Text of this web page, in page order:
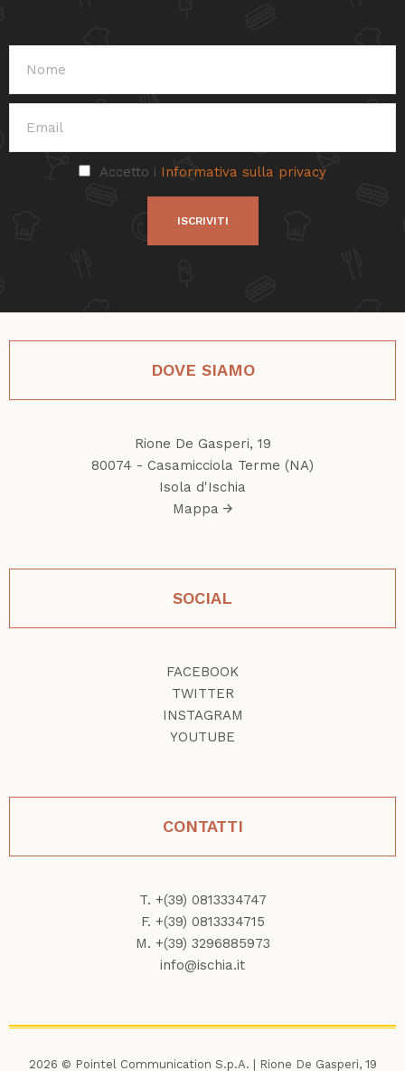
Accetto i Informativa sulla privacy
ISCRIVITI
DOVE SIAMO
Rione De Gasperi, 19
80074 - Casamicciola Terme (NA)
Isola d'Ischia
Mappa
SOCIAL
FACEBOOK
TWITTER
INSTAGRAM
YOUTUBE
CONTATTI
T. +(39) 0813334747
F. +(39) 0813334715
M. +(39) 3296885973
info@ischia.it
2026 © Pointel Communication S.p.A. | Rione De Gasperi, 19